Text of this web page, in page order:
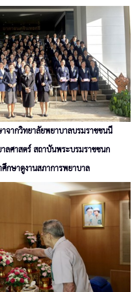
จากวิทยาลัยพยาบาลบรมราชชนนี
ศาสตร์ สถาบันพระบรมราชชนก
กษาดูงานสภาการพยาบาล